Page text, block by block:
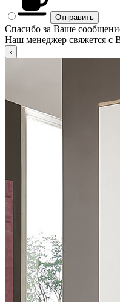
Спасибо за Ваше
Наш менеджер свяжется с